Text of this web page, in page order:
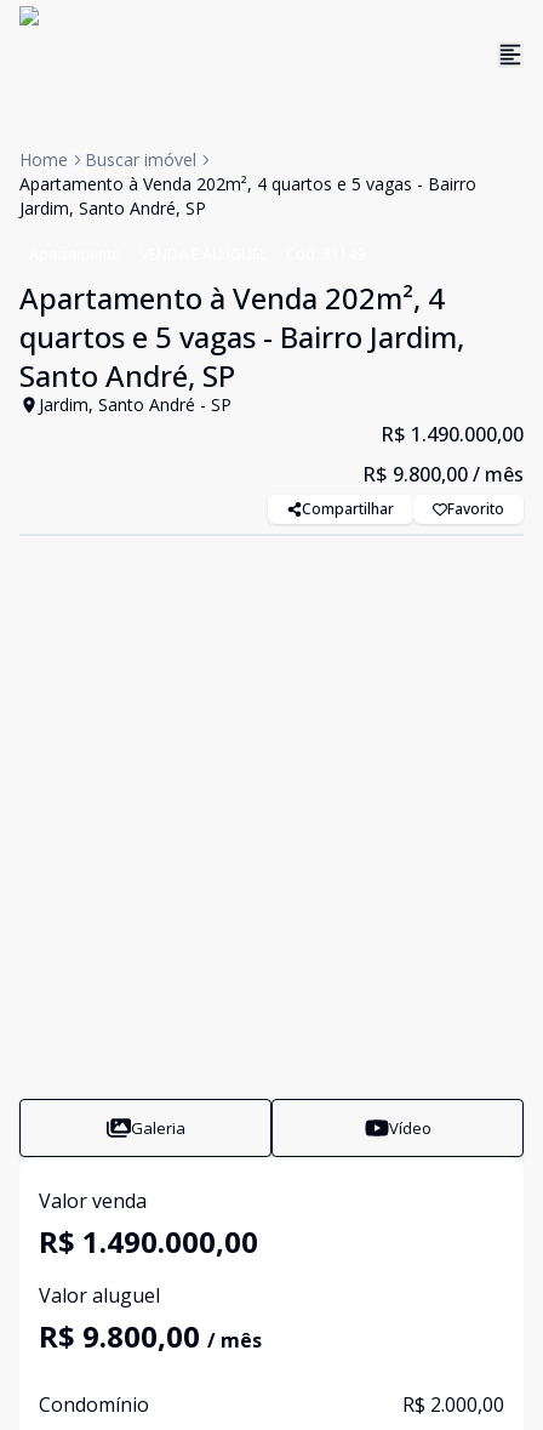
Home
Buscar imóvel
Apartamento à Venda 202m², 4 quartos e 5 vagas - Bairro
Jardim, Santo André, SP
Apartamento à Venda 202m², 4
quartos e 5 vagas - Bairro Jardim,
Santo André, SP
Jardim, Santo André - SP
R$ 1.490.000,00
R$ 9.800,00/ mês
Compartilhar Favorito
Galeria Vídeo
Valor venda
R$ 1.490.000,00
Valor aluguel
R$ 9.800,00 / mês
Condomínio R$ 2.000,00